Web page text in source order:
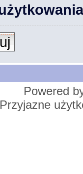
Powered
Przyjazne